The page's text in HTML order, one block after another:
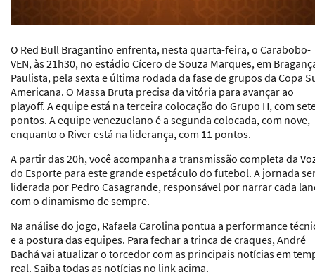
O Red Bull Bragantino enfrenta, nesta quarta-feira, o Carabobo-
VEN, às 21h30, no estádio Cícero de Souza Marques, em
Paulista, pela sexta e última rodada da fase de grupos da Copa
Americana. O Massa Bruta precisa da vitória para avançar ao
playoff. A equipe está na terceira colocação do Grupo H, com
pontos. A equipe venezuelano é a segunda colocada, com nove,
enquanto o River está na liderança, com 11 pontos.
A partir das 20h, você acompanha a transmissão completa da
do Esporte para este grande espetáculo do futebol. A jornada
liderada por Pedro Casagrande, responsável por narrar cada
com o dinamismo de sempre.
Na análise do jogo, Rafaela Carolina pontua a performance
e a postura das equipes. Para fechar a trinca de craques, André
Bachá vai atualizar o torcedor com as principais notícias em
real. Saiba todas as notícias no link acima.